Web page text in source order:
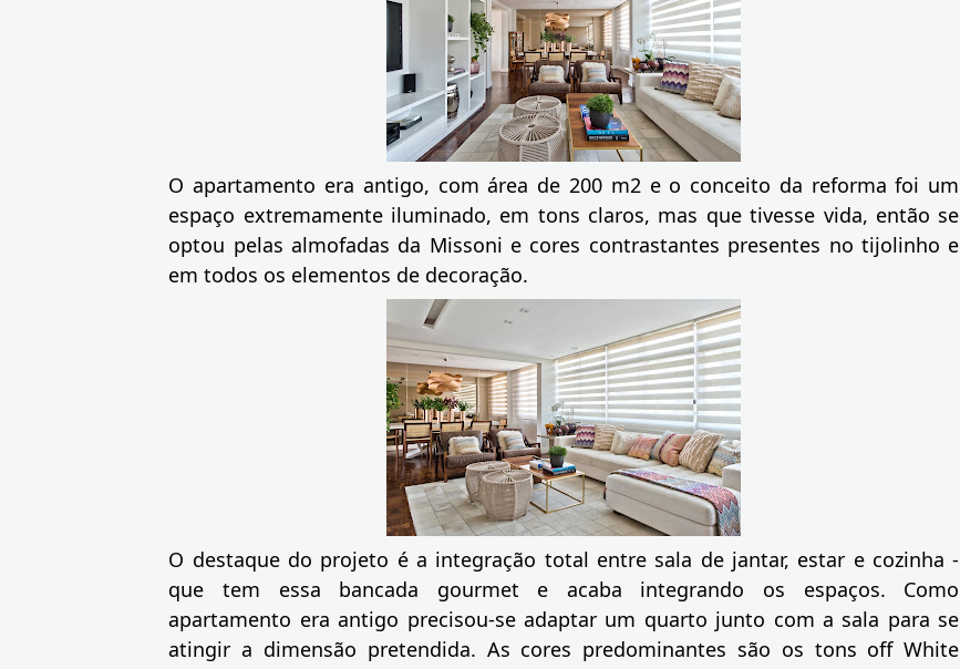
O apartamento era antigo, com área de 200 m2 e o conceito da reforma foi um
espaço extremamente iluminado, em tons claros, mas que tivesse vida, então se
optou pelas almofadas da Missoni e cores contrastantes presentes no tijolinho e
em todos os elementos de decoração.
O destaque do projeto é a integração total entre sala de jantar, estar e cozinha -
que tem essa bancada gourmet e acaba integrando os espaços. Como
apartamento era antigo precisou-se adaptar um quarto junto com a sala para se
atingir a dimensão pretendida. As cores predominantes são os tons off White